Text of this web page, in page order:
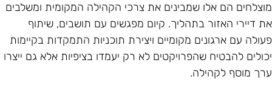
הם אלו שמבינים את צרכי הקהילה המקומית ומשלבים
דיירי האזור בתהליך. קיום מפגשים עם תושבים, שיתוף
עם ארגונים מקומיים ויצירת תוכניות התמקדות בקיימות
להבטיח שהפרויקטים לא רק יעמדו בציפיות אלא גם ייצרו
מוסף לקהילה.